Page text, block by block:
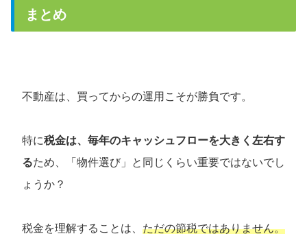
まとめ
不動産は、買ってからの運用こそが勝負です。
特に税金は、毎年のキャッシュフローを大きく左右す
るため、「物件選び」と同じくらい重要ではないでし
ょうか？
税金を理解することは、 ただの節税ではありません。